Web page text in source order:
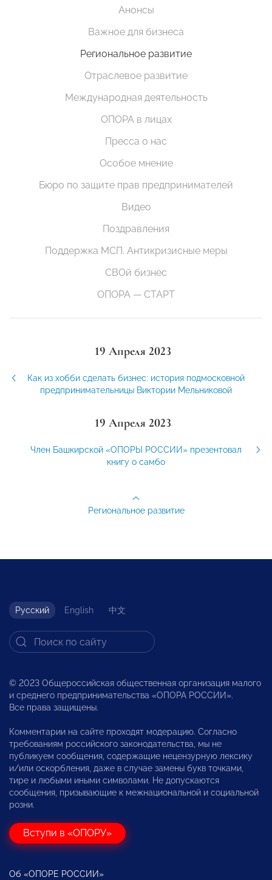
Анонсы
Важное для бизнеса
Региональное развитие
Отраслевое развитие
Международная деятельность
ОПОРА в лицах
Пресса о нас
Особое мнение
Бюро по защите прав предпринимателей
Видео
Поздравления
Поддержка МСП. Антикризисные меры
СВОй бизнес
ОПОРА — СТАРТ
19 Апреля 2023
Как из хобби сделать бизнес: история подмосковной
предпринимательницы Виктории Мельниковой
19 Апреля 2023
Член Башкирской «ОПОРЫ РОССИИ» презентовал
книгу о самбо
Региональное развитие
Русский English 中文
© 2023 Общероссийская общественная организация малого
и среднего предпринимательства «ОПОРА РОССИИ».
Все права защищены.
Комментарии на сайте проходят модерацию. Согласно
требованиям российского законодательства, мы не
публикуем сообщения, содержащие нецензурную лексику
и/или оскорбления, даже в случае замены букв точками,
тире и любыми иными символами. Не допускаются
сообщения, призывающие к межнациональной и социальной
розни.
Вступи в «ОПОРУ»
Об «ОПОРЕ РОССИИ»